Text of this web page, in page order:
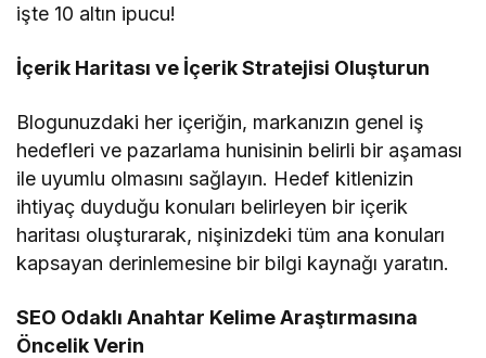
işte 10 altın ipucu!
İçerik Haritası ve İçerik Stratejisi Oluşturun
Blogunuzdaki her içeriğin, markanızın genel iş
hedefleri ve pazarlama hunisinin belirli bir aşaması
ile uyumlu olmasını sağlayın. Hedef kitlenizin
ihtiyaç duyduğu konuları belirleyen bir içerik
haritası oluşturarak, nişinizdeki tüm ana konuları
kapsayan derinlemesine bir bilgi kaynağı yaratın.
SEO Odaklı Anahtar Kelime Araştırmasına
Öncelik Verin